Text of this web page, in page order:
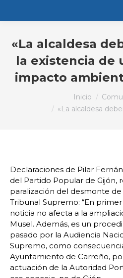
«La alcaldesa
la existencia de
impacto
Inicio
«La alcaldesa
Declaraciones de Pilar
del Partido Popular de Gijón,
paralización del desmonte
Tribunal Supremo: “En
noticia no afecta a la
Musel. Además, es un
pasado por la Audiencia
Supremo, como
Ayuntamiento de Carreño,
actuación de la Autoridad